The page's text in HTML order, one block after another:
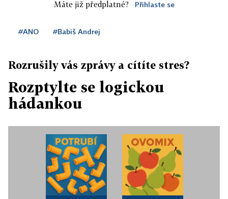
Máte již předplatné? Přihlaste se
#ANO #Babiš Andrej
Rozrušily vás zprávy a cítíte stres?
Rozptylte se logickou
hádankou